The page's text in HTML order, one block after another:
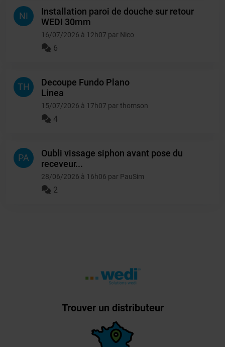
NI
Installation paroi de douche sur retour
WEDI 30mm
16/07/2026 à 12h07 par Nico
6
TH
Decoupe Fundo Plano
Linea
15/07/2026 à 17h07 par thomson
4
PA
Oubli vissage siphon avant pose du
receveur...
28/06/2026 à 16h06 par PauSim
2
Trouver un distributeur